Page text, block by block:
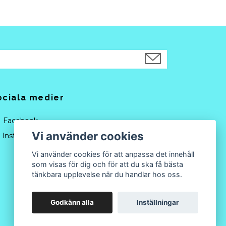
medier
Facebook
InstagramVi använder cookies
Vi använder cookies för att anpassa det innehåll
som visas för dig och för att du ska få bästa
tänkbara upplevelse när du handlar hos oss.
Godkänn alla Inställningar